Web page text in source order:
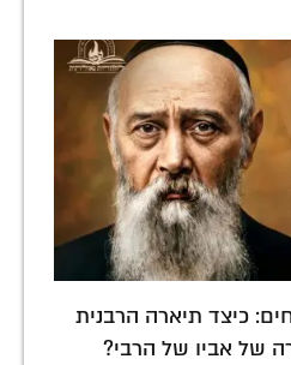
כיצד תיארה הרבנית
של אביו של הרבי?